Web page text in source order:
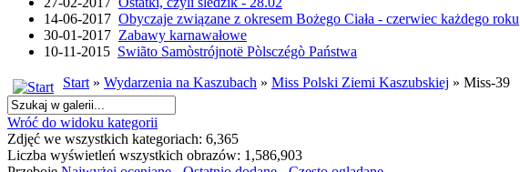
14-06-2017 Obyczaje związane z okresem Bożego Ciała - czerwiec każdego roku
30-01-2017 Zabawy karnawałowe
10-11-2015 Swiãto Samòstrójnotë Pòlsczégò Państwa
Start» Wydarzenia na Kaszubach » Miss Polski Ziemi Kaszubskiej » Miss-39
Wróć do widoku kategorii
Zdjęć we wszystkich kategoriach: 6,365
Liczba wyświetleń wszystkich obrazów: 1,586,903